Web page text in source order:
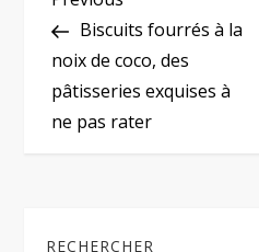
a
v
PostBiscuits fourrés à la
noix de coco, des
pâtisseries exquises à
ne pas rater
RECHERCHER